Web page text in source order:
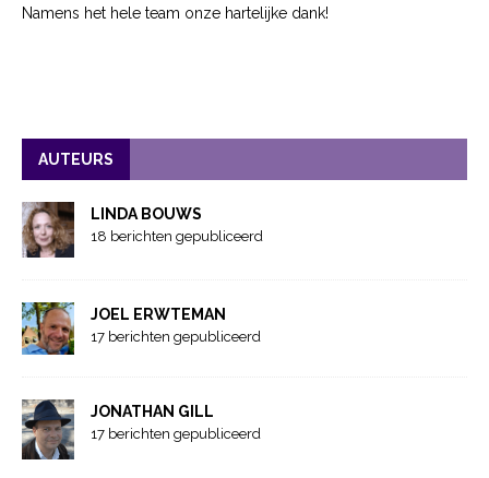
Namens het hele team onze hartelijke dank!
AUTEURS
LINDA BOUWS
18 berichten gepubliceerd
JOEL ERWTEMAN
17 berichten gepubliceerd
JONATHAN GILL
17 berichten gepubliceerd